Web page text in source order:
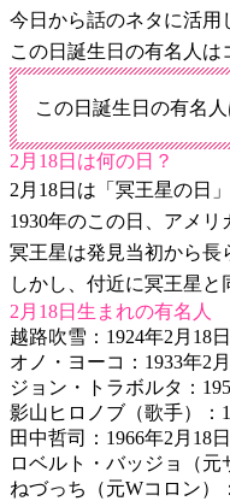
今日から話のネタに活用
この日誕生日の有名人
この日誕生日の有名
2月18日は何の日？
2月18日は「冥王星の日」
1930年のこの日、アメ
冥王星は発見当初から長
しかし、付近に冥王星
2月18日生まれの有名人
越路吹雪：1924年2月18日
オノ・ヨーコ：1933年2
ジョン・トラボルタ：
影山ヒロノブ（歌手）：
田中哲司：1966年2月18日
ロベルト・バッジョ（元
ねづっち（元Wコロン）